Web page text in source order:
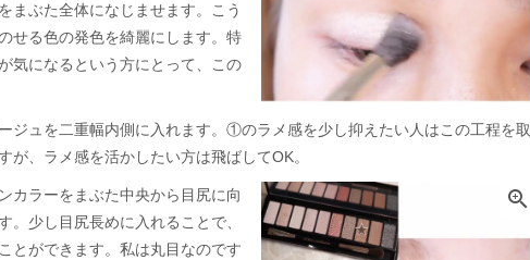
まぶた全体になじませます。こう
せる色の発色を綺麗にします。特
気になるという方にとって、この
ジュを二重幅内側に入れます。①のラメ感を少し抑えたい人はこの工程を取
が、ラメ感を活かしたい方は飛ばしてOK。

カラーをまぶた中央から目尻に向
。少し目尻長めに入れることで、
とができます。私は丸目なのです